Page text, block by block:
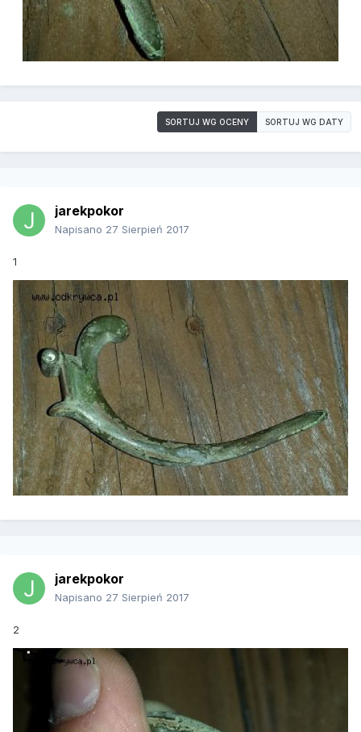
SORTUJ WG OCENY SORTUJ WG DATY
jarekpokor
Napisano 27 Sierpień 2017
1
jarekpokor
Napisano 27 Sierpień 2017
2